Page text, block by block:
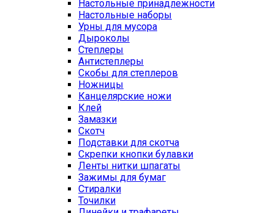
Настольные принадлежности
Настольные наборы
Урны для мусора
Дыроколы
Степлеры
Антистеплеры
Скобы для степлеров
Ножницы
Канцелярские ножи
Клей
Замазки
Скотч
Подставки для скотча
Скрепки кнопки булавки
Ленты нитки шпагаты
Зажимы для бумаг
Стиралки
Точилки